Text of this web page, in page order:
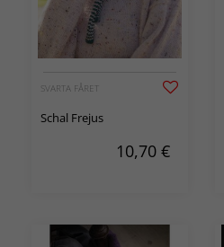
SVARTA FÅRET
Schal Frejus
10,70 €